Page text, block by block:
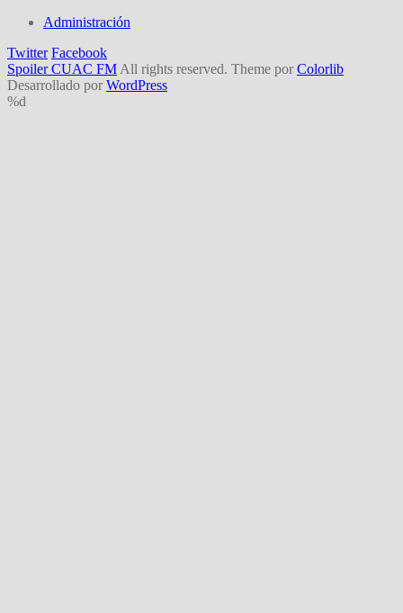
Administración
Twitter Facebook
Spoiler CUAC FM All rights reserved. Theme por Colorlib
Desarrollado por WordPress
%d